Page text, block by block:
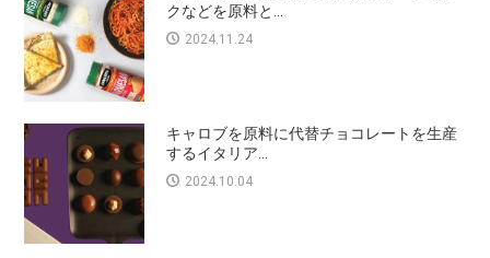
クなどを原料と...
2024.11.24
キャロブを原料に代替チョコレートを生産
するイタリア...
2024.10.04